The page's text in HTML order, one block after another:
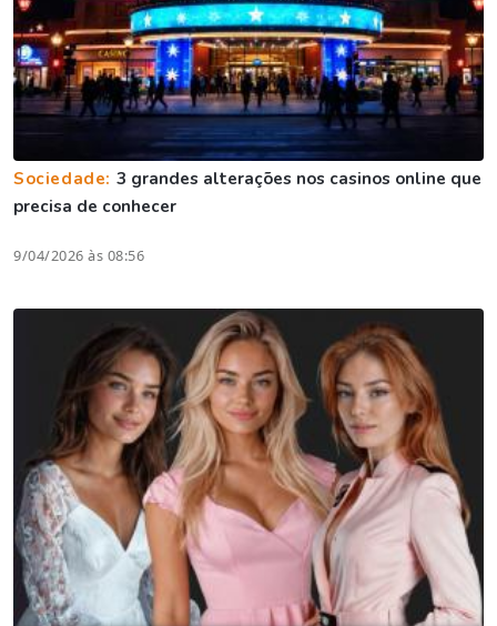
Sociedade: 3 grandes alterações nos casinos online que
precisa de conhecer
9/04/2026 às 08:56